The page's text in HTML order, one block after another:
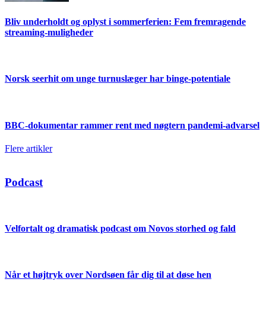
Bliv underholdt og oplyst i sommerferien: Fem fremragende
streaming-muligheder
Norsk seerhit om unge turnuslæger har binge-potentiale
BBC-dokumentar rammer rent med nøgtern pandemi-advarsel
Flere artikler
Podcast
Velfortalt og dramatisk podcast om Novos storhed og fald
Når et højtryk over Nordsøen får dig til at døse hen